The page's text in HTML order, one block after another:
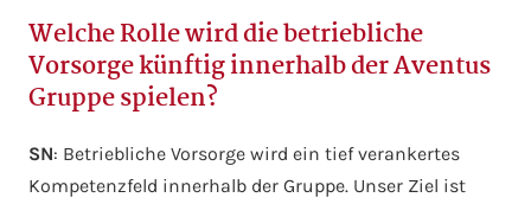
Welche Rolle wird die betriebliche
Vorsorge künftig innerhalb der Aventus
Gruppe spielen?
SN: Betriebliche Vorsorge wird ein tief verankertes
Kompetenzfeld innerhalb der Gruppe. Unser Ziel ist